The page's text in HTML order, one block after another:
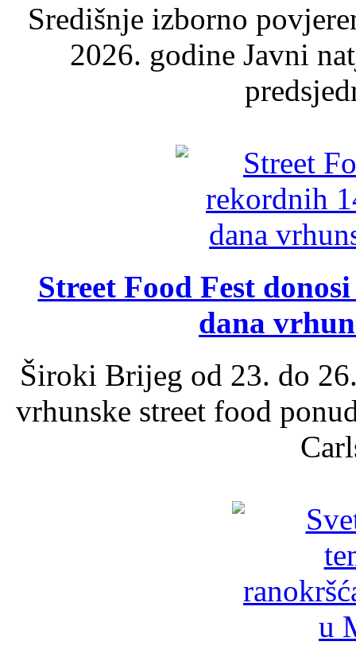
Središnje izborno
2026. godine Javni
Street Food Fest
dana
Široki Brijeg od 23. do
vrhunske street food